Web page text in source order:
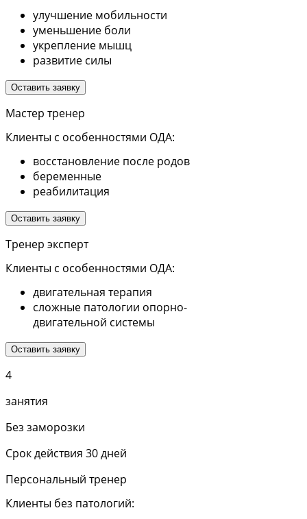
улучшение мобильности
уменьшение боли
укрепление мышц
развитие силы
Оставить заявку
Мастер тренер
Клиенты с особенностями ОДА:
восстановление после родов
беременные
реабилитация
Оставить заявку
Тренер эксперт
Клиенты с особенностями ОДА:
двигательная терапия
сложные патологии опорно-
двигательной системы
Оставить заявку
4
занятия
Без заморозки
Срок действия 30 дней
Персональный тренер
Клиенты без патологий: